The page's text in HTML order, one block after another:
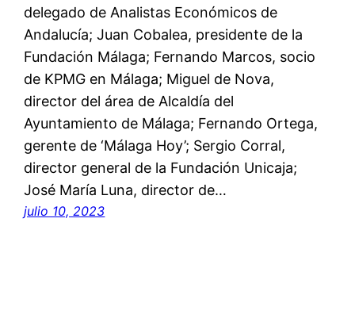
delegado de Analistas Económicos de
Andalucía; Juan Cobalea, presidente de la
Fundación Málaga; Fernando Marcos, socio
de KPMG en Málaga; Miguel de Nova,
director del área de Alcaldía del
Ayuntamiento de Málaga; Fernando Ortega,
gerente de ‘Málaga Hoy’; Sergio Corral,
director general de la Fundación Unicaja;
José María Luna, director de…
julio 10, 2023